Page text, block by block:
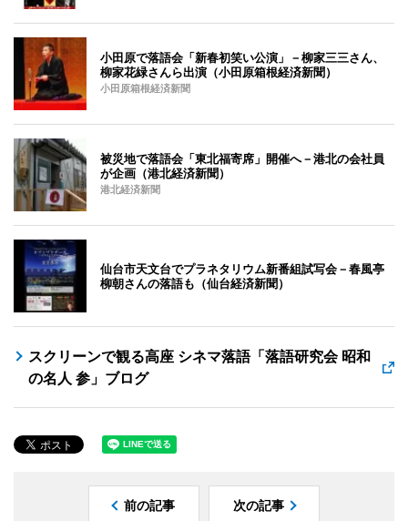
小田原で落語会「新春初笑い公演」－柳家三三さん、
柳家花緑さんら出演（小田原箱根経済新聞）
小田原箱根経済新聞
被災地で落語会「東北福寄席」開催へ－港北の会社員
が企画（港北経済新聞）
港北経済新聞
仙台市天文台でプラネタリウム新番組試写会－春風亭
柳朝さんの落語も（仙台経済新聞）
スクリーンで観る高座 シネマ落語「落語研究会 昭和
の名人 参」ブログ
前の記事 次の記事